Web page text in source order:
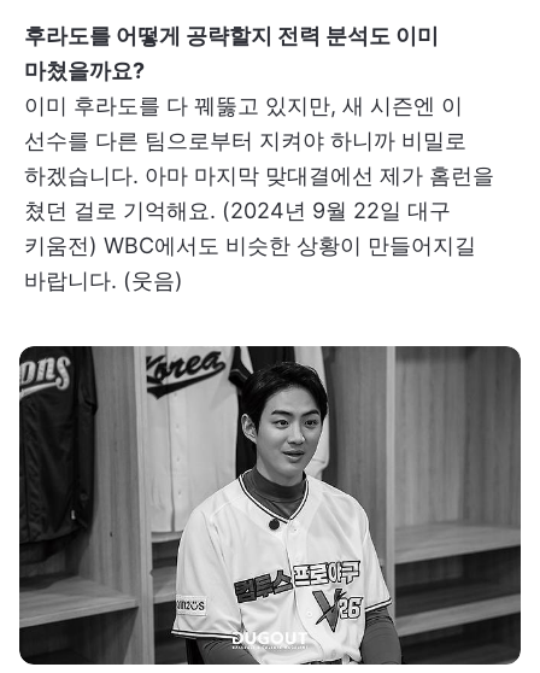
후라도를 어떻게 공략할지 전력 분석도 이미
마쳤을까요?
이미 후라도를 다 꿰뚫고 있지만, 새 시즌엔 이
선수를 다른 팀으로부터 지켜야 하니까 비밀로
하겠습니다. 아마 마지막 맞대결에선 제가 홈런을
쳤던 걸로 기억해요. (2024년 9월 22일 대구
키움전) WBC에서도 비슷한 상황이 만들어지길
바랍니다. (웃음)